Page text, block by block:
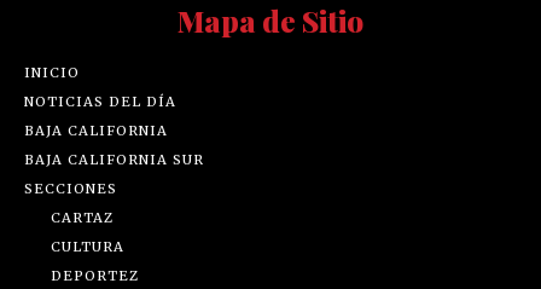
Mapa de Sitio
INICIO
NOTICIAS DEL DÍA
BAJA CALIFORNIA
BAJA CALIFORNIA SUR
SECCIONES
CARTAZ
CULTURA
DEPORTEZ